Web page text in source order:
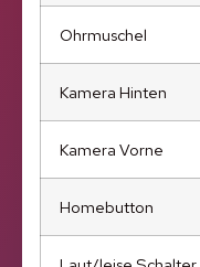
Ohrmuschel
Kamera Hinten
Kamera Vorne
Homebutton